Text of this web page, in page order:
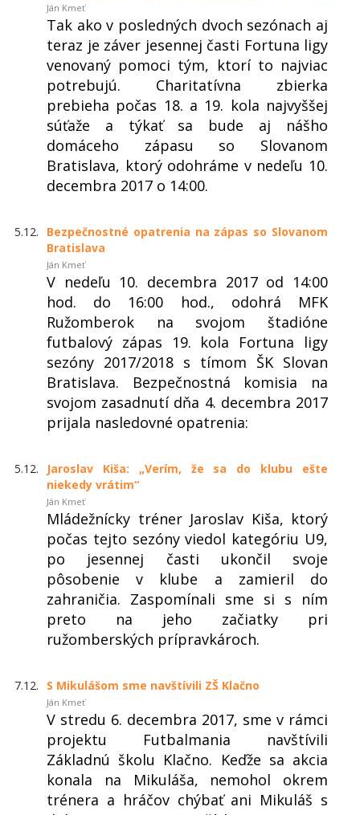
Ján Kmeť
Tak ako v posledných dvoch sezónach aj
teraz je záver jesennej časti Fortuna ligy
venovaný pomoci tým, ktorí to najviac
potrebujú. Charitatívna zbierka
prebieha počas 18. a 19. kola najvyššej
súťaže a týkať sa bude aj nášho
domáceho zápasu so Slovanom
Bratislava, ktorý odohráme v nedeľu 10.
decembra 2017 o 14:00.
5.12.
Bezpečnostné opatrenia na zápas so Slovanom
Bratislava
Ján Kmeť
V nedeľu 10. decembra 2017 od 14:00
hod. do 16:00 hod., odohrá MFK
Ružomberok na svojom štadióne
futbalový zápas 19. kola Fortuna ligy
sezóny 2017/2018 s tímom ŠK Slovan
Bratislava. Bezpečnostná komisia na
svojom zasadnutí dňa 4. decembra 2017
prijala nasledovné opatrenia:
5.12.
Jaroslav Kiša: „Verím, že sa do klubu ešte
niekedy vrátim“
Ján Kmeť
Mládežnícky tréner Jaroslav Kiša, ktorý
počas tejto sezóny viedol kategóriu U9,
po jesennej časti ukončil svoje
pôsobenie v klube a zamieril do
zahraničia. Zaspomínali sme si s ním
preto na jeho začiatky pri
ružomberských prípravkároch.
7.12. S Mikulášom sme navštívili ZŠ Klačno
Ján Kmeť
V stredu 6. decembra 2017, sme v rámci
projektu Futbalmania navštívili
Základnú školu Klačno. Keďže sa akcia
konala na Mikuláša, nemohol okrem
trénera a hráčov chýbať ani Mikuláš s